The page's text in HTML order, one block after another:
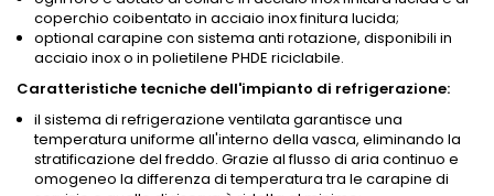
coperchio coibentato in acciaio inox finitura lucida;
optional carapine con sistema anti rotazione, disponibili in
acciaio inox o in polietilene PHDE riciclabile.
Caratteristiche tecniche dell'impianto di refrigerazione:
il sistema di refrigerazione ventilata garantisce una
temperatura uniforme all'interno della vasca, eliminando la
stratificazione del freddo. Grazie al flusso di aria continuo e
omogeneo la differenza di temperatura tra le carapine di